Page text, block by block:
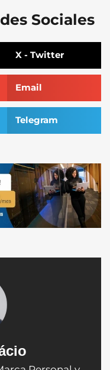
Sociales
X - Twitter
Email
Telegram